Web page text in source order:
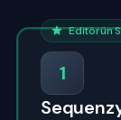
Editörün
1